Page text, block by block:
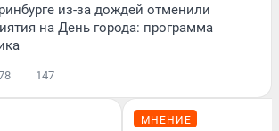
из-за дождей отменили
на День города: программа
147
МНЕНИЕ